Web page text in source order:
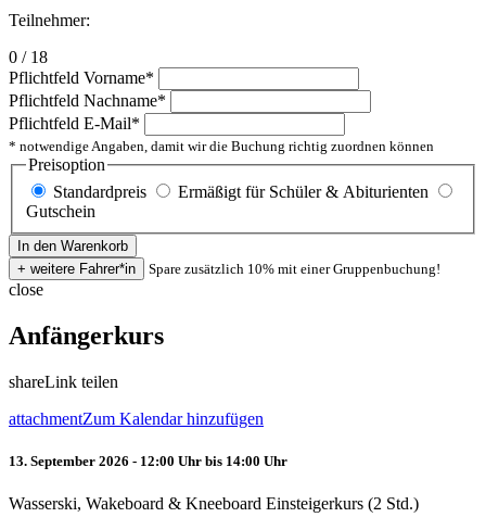
Teilnehmer:
0 / 18
Pflichtfeld Vorname*
Pflichtfeld Nachname*
Pflichtfeld E-Mail*
* notwendige Angaben, damit wir die Buchung richtig zuordnen können
Preisoption
Standardpreis
Ermäßigt für Schüler & Abiturienten
Gutschein
Spare zusätzlich 10% mit einer Gruppenbuchung!
close
Anfängerkurs
shareLink teilen
attachmentZum Kalendar hinzufügen
13. September 2026 - 12:00 Uhr bis 14:00 Uhr
Wasserski, Wakeboard & Kneeboard Einsteigerkurs (2 Std.)